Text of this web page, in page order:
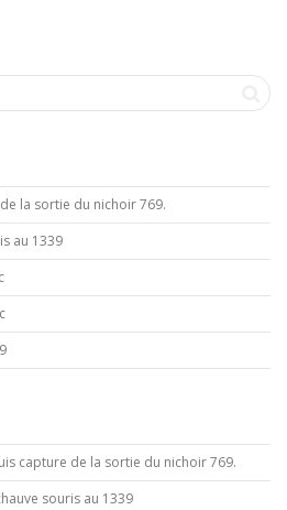
la sortie du nichoir 769.
au 1339
capture de la sortie du nichoir 769.
souris au 1339